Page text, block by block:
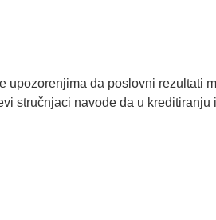
da poslovni rezultati
stručnjaci navode da u kreditiranju